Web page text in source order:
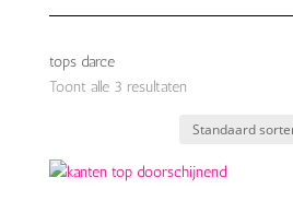
tops darce
Toont alle 3 resultaten